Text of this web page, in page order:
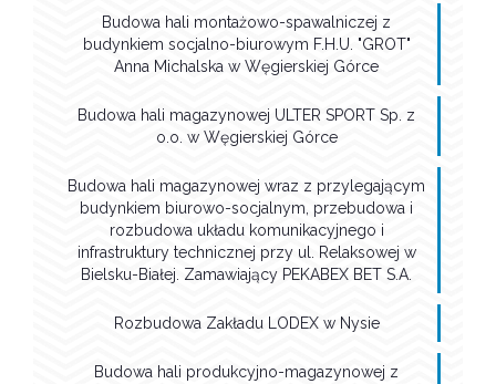
Budowa hali montażowo-spawalniczej z
budynkiem socjalno-biurowym F.H.U. "GROT"
Anna Michalska w Węgierskiej Górce
Budowa hali magazynowej ULTER SPORT Sp. z
o.o. w Węgierskiej Górce
Budowa hali magazynowej wraz z przylegającym
budynkiem biurowo-socjalnym, przebudowa i
rozbudowa układu komunikacyjnego i
infrastruktury technicznej przy ul. Relaksowej w
Bielsku-Białej. Zamawiający PEKABEX BET S.A.
Rozbudowa Zakładu LODEX w Nysie
Budowa hali produkcyjno-magazynowej z